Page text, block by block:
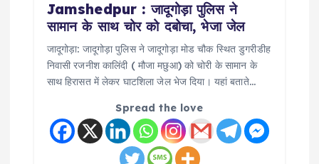
Jamshedpur : जादूगोड़ा पुलिस ने
सामान के साथ चोर को दबोचा, भेजा जेल
जादूगोड़ा: जादूगोड़ा पुलिस ने जादूगोड़ा मोड चौक स्थित डुगरीडीह
निवासी रजनीश कालिंदी ( मौजा मछुआ) को चोरी के सामान के
साथ हिरासत में लेकर घाटशिला जेल भेज दिया। यहां बताते…
Spread the love